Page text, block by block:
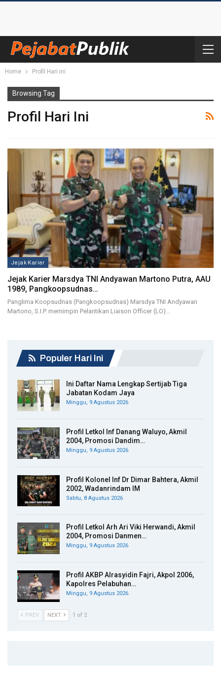
Home Profil Hari ini
Browsing Tag
Profil Hari Ini
Jejak Karier
Jejak Karier Marsdya TNI Andyawan Martono Putra, AAU
1989, Pangkoopsudnas…
Panglima Koopsudnas (Pangkoopsudnas) Marsdya TNI Andyawan
Martono, S.I.P. memimpin Pelantikan Liaison Officer (LO)…
Populer Hari Ini
Ini Daftar Nama Lengkap Sertijab Tiga
Jabatan Kodam Jaya
Minggu, 9 Agustus 2026
Profil Letkol Inf Danang Waluyo, Akmil
2004, Promosi Dandim…
Minggu, 9 Agustus 2026
Profil Kolonel Inf Dr Dimar Bahtera, Akmil
2002, Wadanrindam IM
Sabtu, 8 Agustus 2026
Profil Letkol Arh Ari Viki Herwandi, Akmil
2004, Promosi Danmen…
Minggu, 9 Agustus 2026
Profil AKBP Alrasyidin Fajri, Akpol 2006,
Kapolres Pelabuhan…
Minggu, 9 Agustus 2026
PREV NEXT 1 of 2